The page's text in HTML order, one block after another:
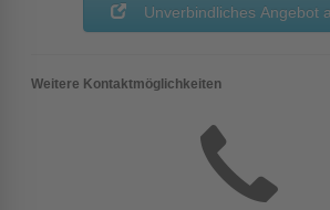
Unverbindliches Angebot
Weitere Kontaktmöglichkeiten